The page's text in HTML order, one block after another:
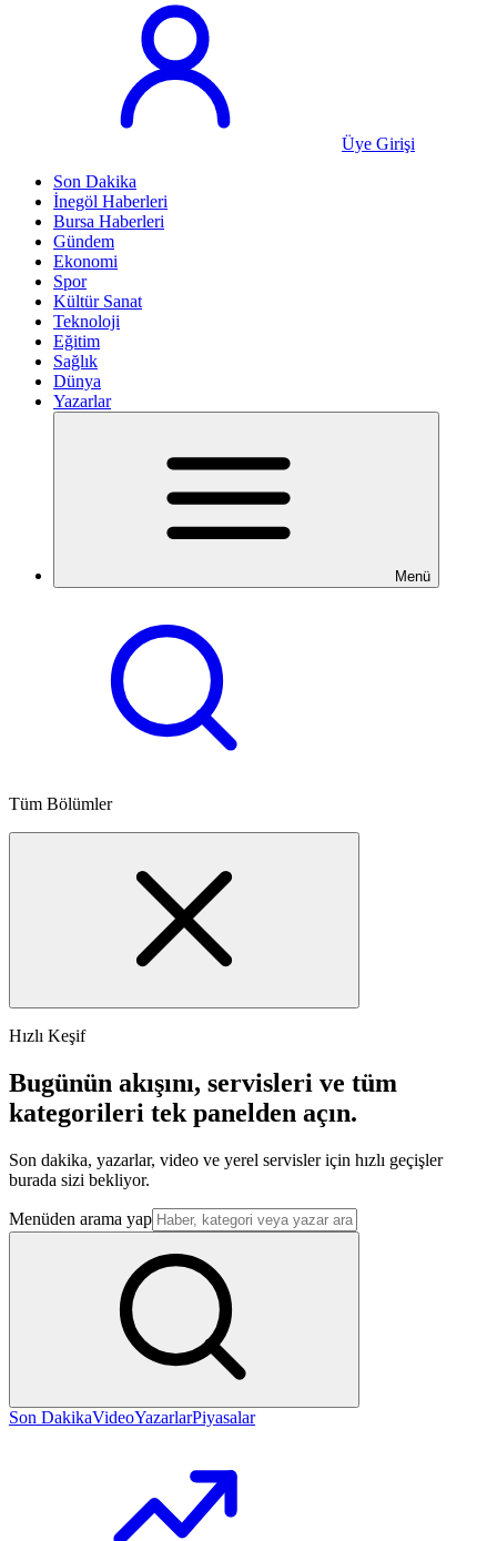
Üye Girişi
Son Dakika
İnegöl Haberleri
Bursa Haberleri
Gündem
Ekonomi
Spor
Kültür Sanat
Teknoloji
Eğitim
Sağlık
Dünya
Yazarlar
Menü
Tüm Bölümler
Hızlı Keşif
Bugünün akışını, servisleri ve tüm
kategorileri tek panelden açın.
Son dakika, yazarlar, video ve yerel servisler için hızlı geçişler
burada sizi bekliyor.
Menüden arama yap
Son DakikaVideoYazarlarPiyasalar